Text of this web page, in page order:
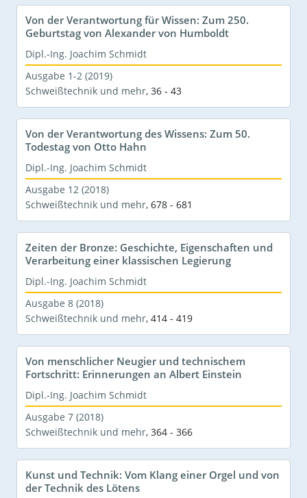
Von der Verantwortung für Wissen: Zum 250.
Geburtstag von Alexander von Humboldt
Dipl.-Ing. Joachim Schmidt
Ausgabe 1-2 (2019)
Schweißtechnik und mehr, 36 - 43
Von der Verantwortung des Wissens: Zum 50.
Todestag von Otto Hahn
Dipl.-Ing. Joachim Schmidt
Ausgabe 12 (2018)
Schweißtechnik und mehr, 678 - 681
Zeiten der Bronze: Geschichte, Eigenschaften und
Verarbeitung einer klassischen Legierung
Dipl.-Ing. Joachim Schmidt
Ausgabe 8 (2018)
Schweißtechnik und mehr, 414 - 419
Von menschlicher Neugier und technischem
Fortschritt: Erinnerungen an Albert Einstein
Dipl.-Ing. Joachim Schmidt
Ausgabe 7 (2018)
Schweißtechnik und mehr, 364 - 366
Kunst und Technik: Vom Klang einer Orgel und von
der Technik des Lötens